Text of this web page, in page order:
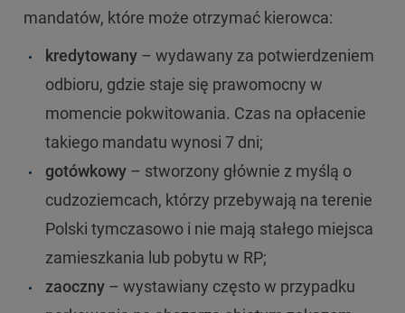
mandatów, które może otrzymać kierowca:
kredytowany – wydawany za potwierdzeniem
odbioru, gdzie staje się prawomocny w
momencie pokwitowania. Czas na opłacenie
takiego mandatu wynosi 7 dni;
gotówkowy – stworzony głównie z myślą o
cudzoziemcach, którzy przebywają na terenie
Polski tymczasowo i nie mają stałego miejsca
zamieszkania lub pobytu w RP;
zaoczny – wystawiany często w przypadku